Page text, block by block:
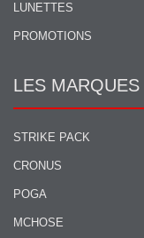
LUNETTES
PROMOTIONS
LES MARQUES
STRIKE PACK
CRONUS
POGA
MCHOSE